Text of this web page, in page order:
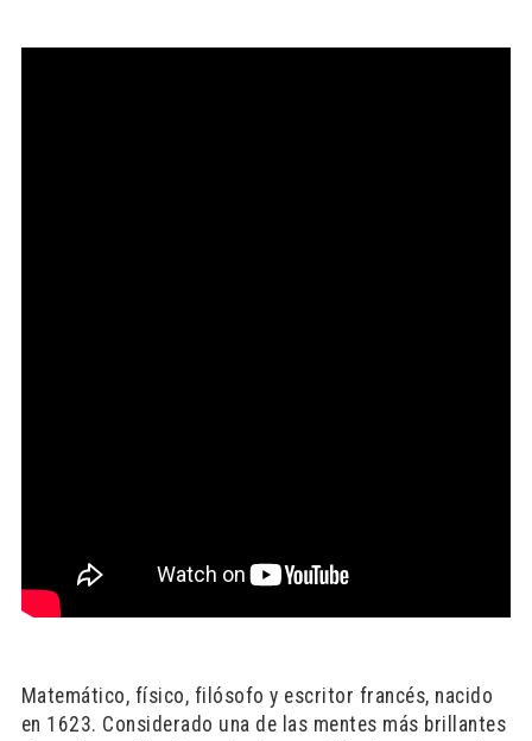
Matemático, físico, filósofo y escritor francés, nacido
en 1623. Considerado una de las mentes más brillantes